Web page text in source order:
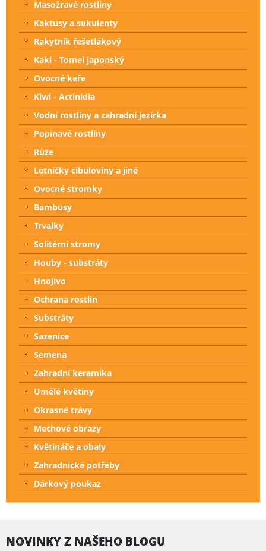
Masožravé rostliny
Kaktusy a sukulenty
Rakytník řešetlákový
Kaki - Tomel japonský
Ovocné keře
Kiwi - Actinidia
Vodní rostliny a zahradní jezírka
Popínavé rostliny
Růže
Letničky cibuloviny a jiné
Ovocné stromky
Bambusy
Trvalky
Solitérní stromy
Houby - substráty
Hnojivo
Ochrana rostlin
Substráty
Sazenice
Semena
Zahradní keramika
Umělé květiny
Okrasné trávy
Mechové obrazy
Květináče a obaly
Zahradnické potřeby
Dárkový poukaz
NOVINKY Z NAŠEHO BLOGU